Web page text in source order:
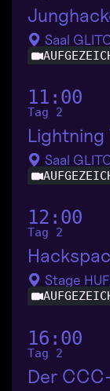
Saal
11:00
Tag 2
Lightning
Saal
12:00
Tag 2
Stage
16:00
Tag 2
Der